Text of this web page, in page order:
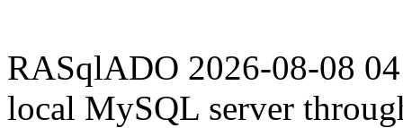
RASqlADO 2026-08-08
local MySQL server